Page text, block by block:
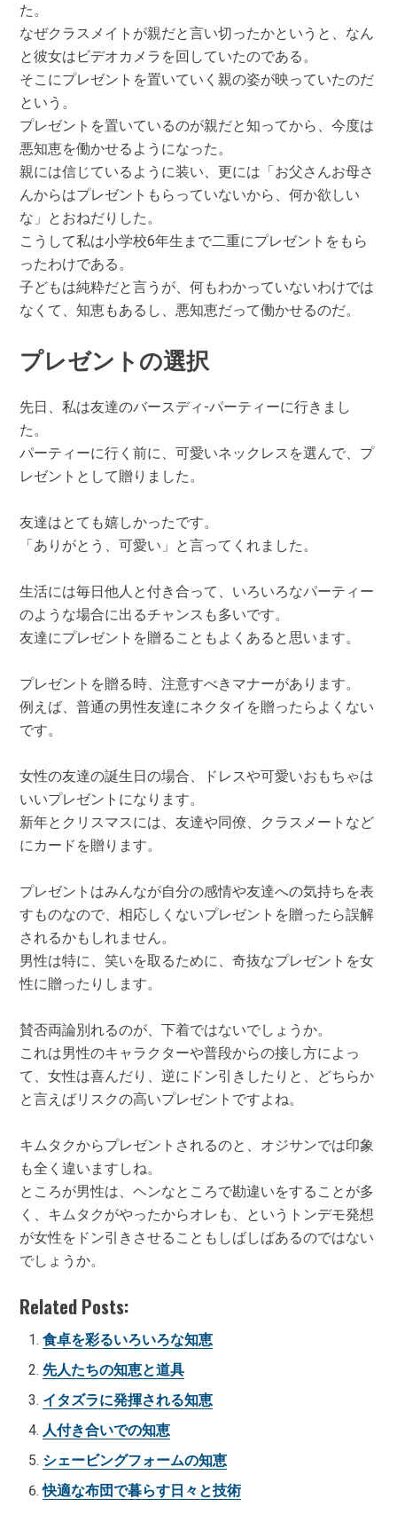
た。
なぜクラスメイトが親だと言い切ったかというと、なん
と彼女はビデオカメラを回していたのである。
そこにプレゼントを置いていく親の姿が映っていたのだ
という。
プレゼントを置いているのが親だと知ってから、今度は
悪知恵を働かせるようになった。
親には信じているように装い、更には「お父さんお母さ
んからはプレゼントもらっていないから、何か欲しい
な」とおねだりした。
こうして私は小学校6年生まで二重にプレゼントをもら
ったわけである。
子どもは純粋だと言うが、何もわかっていないわけでは
なくて、知恵もあるし、悪知恵だって働かせるのだ。
プレゼントの選択
先日、私は友達のバースディ-パーティーに行きまし
た。
パーティーに行く前に、可愛いネックレスを選んで、プ
レゼントとして贈りました。
友達はとても嬉しかったです。
「ありがとう、可愛い」と言ってくれました。
生活には毎日他人と付き合って、いろいろなパーティー
のような場合に出るチャンスも多いです。
友達にプレゼントを贈ることもよくあると思います。
プレゼントを贈る時、注意すべきマナーがあります。
例えば、普通の男性友達にネクタイを贈ったらよくない
です。
女性の友達の誕生日の場合、ドレスや可愛いおもちゃは
いいプレゼントになります。
新年とクリスマスには、友達や同僚、クラスメートなど
にカードを贈ります。
プレゼントはみんなが自分の感情や友達への気持ちを表
すものなので、相応しくないプレゼントを贈ったら誤解
されるかもしれません。
男性は特に、笑いを取るために、奇抜なプレゼントを女
性に贈ったりします。
賛否両論別れるのが、下着ではないでしょうか。
これは男性のキャラクターや普段からの接し方によっ
て、女性は喜んだり、逆にドン引きしたりと、どちらか
と言えばリスクの高いプレゼントですよね。
キムタクからプレゼントされるのと、オジサンでは印象
も全く違いますしね。
ところが男性は、ヘンなところで勘違いをすることが多
く、キムタクがやったからオレも、というトンデモ発想
が女性をドン引きさせることもしばしばあるのではない
でしょうか。
Related Posts:
食卓を彩るいろいろな知恵
先人たちの知恵と道具
イタズラに発揮される知恵
人付き合いでの知恵
シェービングフォームの知恵
快適な布団で暮らす日々と技術